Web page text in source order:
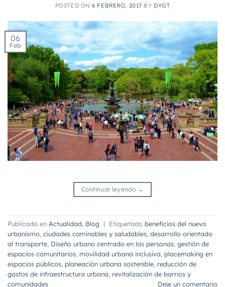
POSTED ON6 FEBRERO, 2017 BY DYGT
06
Feb
Continuar leyendo →
Publicado en Actualidad Blog | Etiquetado beneficios del nuevo
urbanismo ciudades caminables y saludables desarrollo orientado
al transporte Diseño urbano centrado en las personas gestión de
espacios comunitarios movilidad urbana inclusiva placemaking en
espacios públicos planeación urbana sostenible reducción de
gastos de infraestructura urbana revitalización de barrios y
comunidades
Deje un comentario